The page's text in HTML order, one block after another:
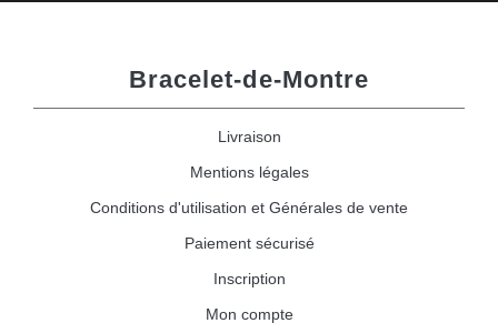
Bracelet-de-Montre
Livraison
Mentions légales
Conditions d'utilisation et Générales de vente
Paiement sécurisé
Inscription
Mon compte